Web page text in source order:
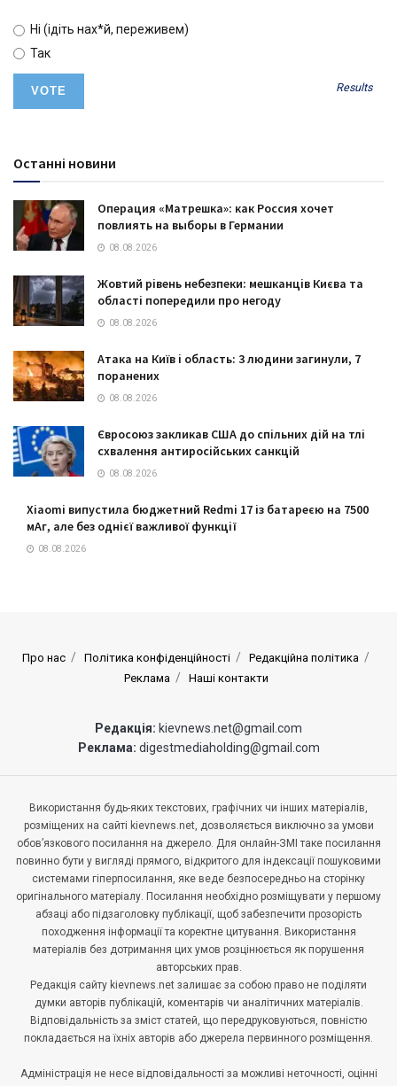
Ні (ідіть нах*й, переживем)
Так
Results
Останні новини
Операция «Матрешка»: как Россия хочет
повлиять на выборы в Германии
08.08.2026
Жовтий рівень небезпеки: мешканців Києва та
області попередили про негоду
08.08.2026
Атака на Київ і область: 3 людини загинули, 7
поранених
08.08.2026
Євросоюз закликав США до спільних дій на тлі
схвалення антиросійських санкцій
08.08.2026
Xiaomi випустила бюджетний Redmi 17 із батареєю на 7500
мАг, але без однієї важливої функції
08.08.2026
Про нас Політика конфіденційності
Редакційна політика
Реклама
Наші контакти
Редакція: kievnews.net@gmail.com
Реклама: digestmediaholding@gmail.com
Використання будь-яких текстових, графічних чи інших матеріалів,
розміщених на сайті kievnews.net, дозволяється виключно за умови
обов’язкового посилання на джерело. Для онлайн-ЗМІ таке посилання
повинно бути у вигляді прямого, відкритого для індексації пошуковими
системами гіперпосилання, яке веде безпосередньо на сторінку
оригінального матеріалу. Посилання необхідно розміщувати у першому
абзаці або підзаголовку публікації, щоб забезпечити прозорість
походження інформації та коректне цитування. Використання
матеріалів без дотримання цих умов розцінюється як порушення
авторських прав.
Редакція сайту kievnews.net залишає за собою право не поділяти
думки авторів публікацій, коментарів чи аналітичних матеріалів.
Відповідальність за зміст статей, що передруковуються, повністю
покладається на їхніх авторів або джерела первинного розміщення.
Адміністрація не несе відповідальності за можливі неточності, оцінні